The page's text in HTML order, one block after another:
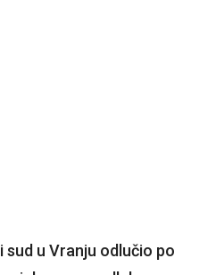
sud u Vranju odlučio po